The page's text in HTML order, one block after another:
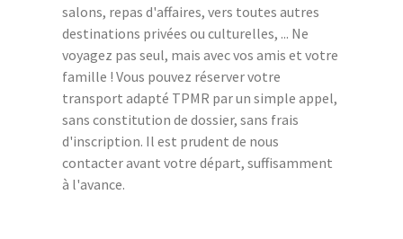
salons, repas d'affaires, vers toutes autres
destinations privées ou culturelles, ... Ne
voyagez pas seul, mais avec vos amis et votre
famille ! Vous pouvez réserver votre
transport adapté TPMR par un simple appel,
sans constitution de dossier, sans frais
d'inscription. Il est prudent de nous
contacter avant votre départ, suffisamment
à l'avance.